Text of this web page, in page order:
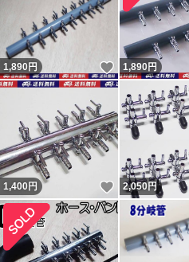
が事前に質問欄から確認する
主に支払手続から1～2、2～3
し、その通り発送しています
もあります。 勝手な要求通り
悪い」「誠実ではない」と悪
てきた異常者達がいたので記
1,890円 いいね！
1,890円
1,400円 いいね！
2,050円